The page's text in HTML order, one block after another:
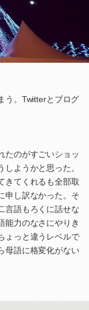
う。Twitterとブログ
たのがすごいショッ
ようかと思った。
きてくれるも全部取
申し訳なかった。そ
言語もろくに話せな
能力のなさにやりき
ょっと違うレベルで
母語に格変化がない